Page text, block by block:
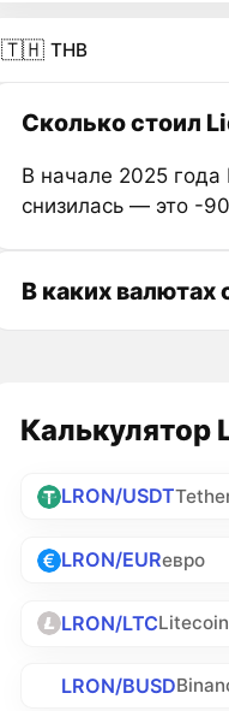
🇹🇭 THB
Сколько стоил
В начале 2025 года
снизилась — это -
В каких валютах
Калькулятор
LRON/USDT
LRON/EURевро
LRON/LTCLitecoin
LRON/BUSD